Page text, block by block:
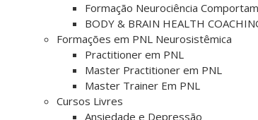
Formação Neurociência
BODY & BRAIN HEALTH
Formações em PNL Neurosistêmica
Practitioner em PNL
Master Practitioner em PNL
Master Trainer Em PNL
Cursos Livres
Ansiedade e Depressão